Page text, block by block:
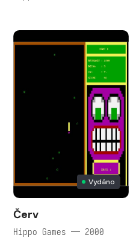
Vydáno
Červ
Hippo Games — 2000